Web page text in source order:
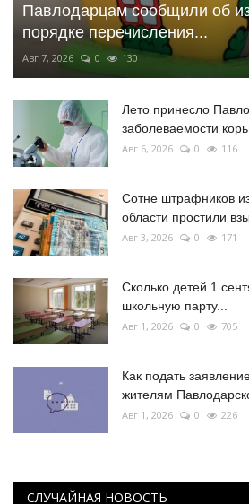
Павлодарцам сообщили об
порядке перечисления...
Авг 7, 2026 0 130
Лето принесло
заболеваемости
Авг 6, 2026 0 116
Сотне штрафников
области простили
Авг 3, 2026 0 171
Сколько детей 1
школьную парту...
Авг 1, 2026 0 705
Как подать
жителям
Авг 1, 2026 0 226
СЛУЧАЙНАЯ НОВОСТЬ